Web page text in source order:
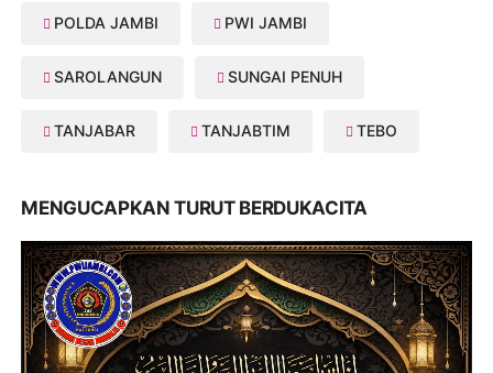
POLDA JAMBI PWI JAMBI
SAROLANGUN SUNGAI PENUH
TANJABAR TANJABTIM TEBO
MENGUCAPKAN TURUT BERDUKACITA